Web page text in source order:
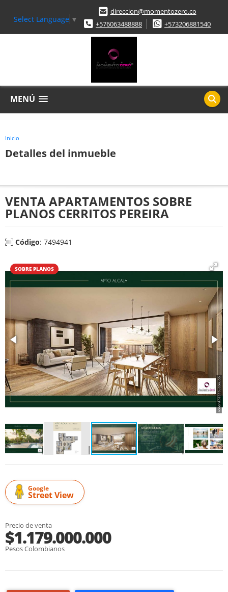
Select Language ▼
direccion@momentozero.co
+576063488888
+573206881540
MENÚ
Inicio
Detalles del inmueble
VENTA APARTAMENTOS SOBRE
PLANOS CERRITOS PEREIRA
Código: 7494941
SOBRE PLANOS
Google
Street View
Precio de venta
$1.179.000.000
Pesos Colombianos